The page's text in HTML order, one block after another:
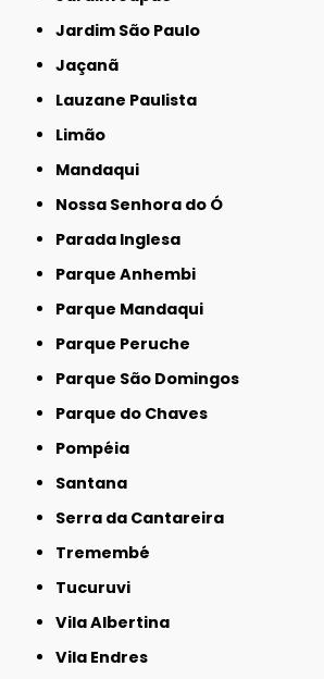
Jardim São Paulo
Jaçanã
Lauzane Paulista
Limão
Mandaqui
Nossa Senhora do Ó
Parada Inglesa
Parque Anhembi
Parque Mandaqui
Parque Peruche
Parque São Domingos
Parque do Chaves
Pompéia
Santana
Serra da Cantareira
Tremembé
Tucuruvi
Vila Albertina
Vila Endres